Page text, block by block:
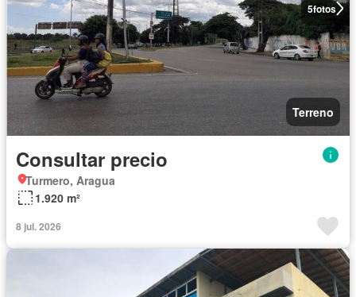
5fotos
Terreno
Consultar precio
Turmero, Aragua
1.920 m²
8 jul. 2026